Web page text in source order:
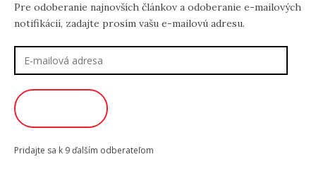
Pre odoberanie najnovších článkov a odoberanie e-mailových
notifikácií, zadajte prosím vašu e-mailovú adresu.
adresa
Pridajte sa k 9 ďalším odberateľom